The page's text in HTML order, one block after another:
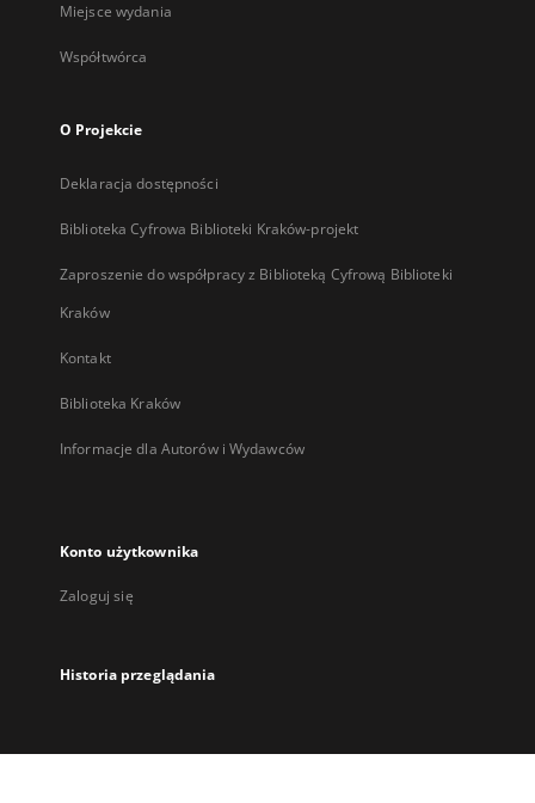
Miejsce wydania
Współtwórca
O Projekcie
Deklaracja dostępności
Biblioteka Cyfrowa Biblioteki Kraków-projekt
Zaproszenie do współpracy z Biblioteką Cyfrową Biblioteki
Kraków
Kontakt
Biblioteka Kraków
Informacje dla Autorów i Wydawców
Konto użytkownika
Zaloguj się
Historia przeglądania